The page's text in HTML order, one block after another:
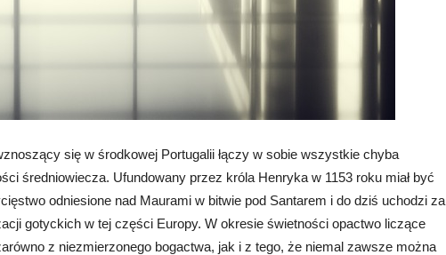
się w środkowej Portugalii łączy w sobie wszystkie chyba
średniowiecza. Ufundowany przez króla Henryka w 1153 roku miał być
odniesione nad Maurami w bitwie pod Santarem i do dziś uchodzi za
gotyckich w tej części Europy. W okresie świetności opactwo liczące
z niezmierzonego bogactwa, jak i z tego, że niemal zawsze można